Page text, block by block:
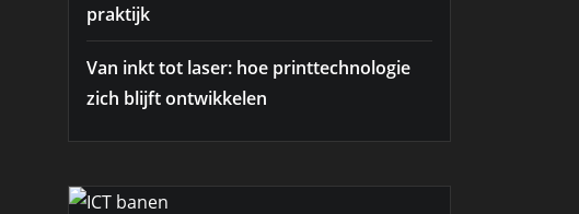
praktijk
Van inkt tot laser: hoe printtechnologie
zich blijft ontwikkelen